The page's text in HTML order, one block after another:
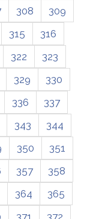
308
309
315
316
322
323
329
330
336
337
343
344
350
351
357
358
364
365
371 372